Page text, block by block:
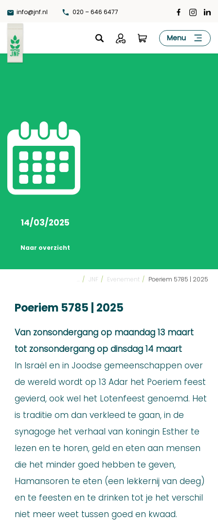
naar
de
inhoud
info@jnf.nl 020 – 646 6477
JNF Menu
14/03/2025
Naar overzicht
/ JNF / Evenement / Poeriem 5785 | 2025
Poeriem 5785 | 2025
Van zonsondergang op maandag 13 maart
tot zonsondergang op dinsdag 14 maart
In Israël en in Joodse gemeenschappen over
de wereld wordt op 13 Adar het Poeriem feest
gevierd, ook wel het Lotenfeest genoemd. Het
is traditie om dan verkleed te gaan, in de
synagoge het verhaal van koningin Esther te
lezen en te horen, geld en eten aan mensen
die het minder goed hebben te geven,
Hamansoren te eten (een lekkernij van deeg)
en te feesten en te drinken tot je het verschil
niet meer weet tussen goed en kwaad.